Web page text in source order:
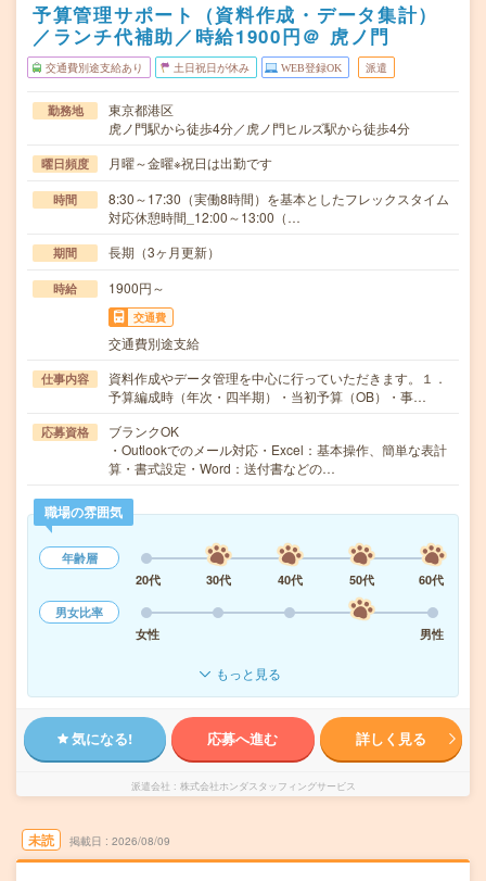
予算管理サポート（資料作成・データ集計）
／ランチ代補助／時給1900円＠ 虎ノ門
交通費別途支給あり 土日祝日が休み WEB登録OK 派遣
勤務地
東京都港区
虎ノ門駅から徒歩4分／虎ノ門ヒルズ駅から徒歩4分
曜日頻度 月曜～金曜※祝日は出勤です
時間
8:30～17:30（実働8時間）を基本としたフレックスタイム
対応休憩時間_12:00～13:00（…
期間 長期（3ヶ月更新）
時給 1900円～
交通費
交通費別途支給
仕事内容
資料作成やデータ管理を中心に行っていただきます。１．
予算編成時（年次・四半期）・当初予算（OB）・事…
応募資格
ブランクOK
・Outlookでのメール対応・Excel：基本操作、簡単な表計
算・書式設定・Word：送付書などの…
職場の雰囲気
年齢層
20代
30代 40代 50代
60代
男女比率
女性
男性
もっと見る
気になる! 応募へ進む 詳しく見る
派遣会社 株式会社ホンダスタッフィングサービス
未読 掲載日 2026/08/09